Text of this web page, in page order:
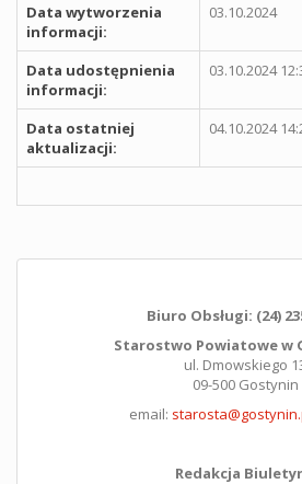
Data wytworzenia
informacji:
03.10.2024
Data udostępnienia
informacji:
03.10.2024
Data ostatniej
aktualizacji:
04.10.2024
Biuro Obsługi: (24)
Starostwo Powiatowe w
ul. Dmowskiego
09-500 Gostynin
email:
Redakcja